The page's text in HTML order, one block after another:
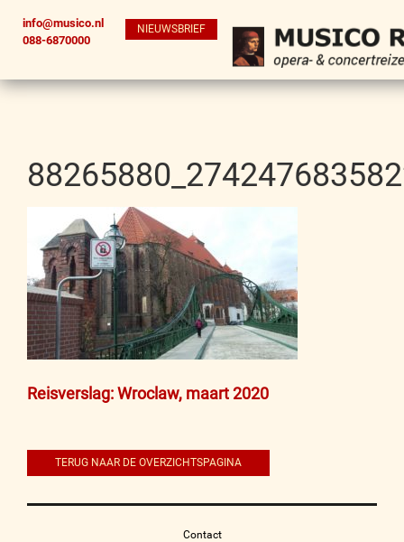
info@musico.nl
088-6870000
NIEUWSBRIEF
Bericht
Reisverslag: Wroclaw, maart 2020
TERUG NAAR DE OVERZICHTSPAGINA
Contact